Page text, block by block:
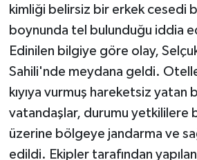
kimliği belirsiz bir erkek cesedi
boynunda tel bulunduğu iddia
Edinilen bilgiye göre olay,
Sahili'nde meydana geldi.
kıyıya vurmuş hareketsiz yatan
vatandaşlar, durumu yetkililere
üzerine bölgeye jandarma ve
edildi. Ekipler tarafından